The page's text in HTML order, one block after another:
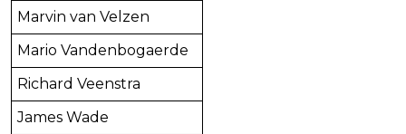
Marvin van Velzen
Mario Vandenbogaerde
Richard Veenstra
James Wade